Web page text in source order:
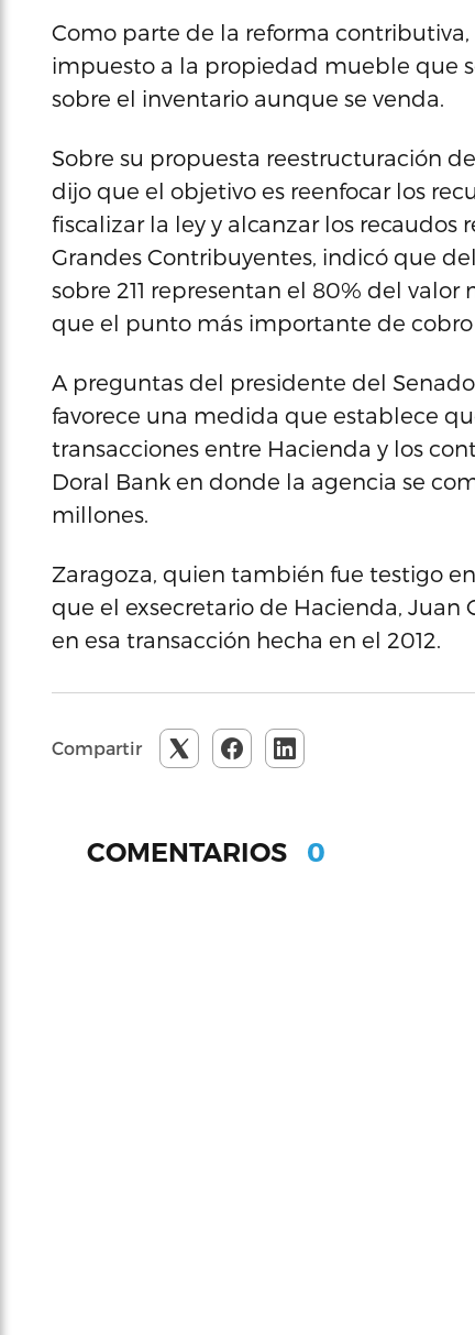
Como parte de la reforma
impuesto a la propiedad mueble que
sobre el inventario aunque se venda.
Sobre su propuesta reestructuración
dijo que el objetivo es reenfocar los
fiscalizar la ley y alcanzar los
Grandes Contribuyentes, indicó que
sobre 211 representan el 80% del
que el punto más importante de cobro
A preguntas del presidente del
favorece una medida que establece
transacciones entre Hacienda y los
Doral Bank en donde la agencia se
millones.
Zaragoza, quien también fue testigo
que el exsecretario de Hacienda,
en esa transacción hecha en el 2012.
Compartir
COMENTARIOS 0